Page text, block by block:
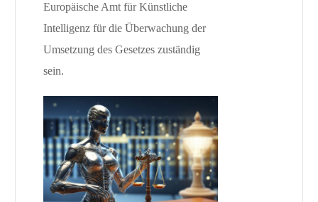
Europäische Amt für Künstliche
Intelligenz für die Überwachung der
Umsetzung des Gesetzes zuständig
sein.